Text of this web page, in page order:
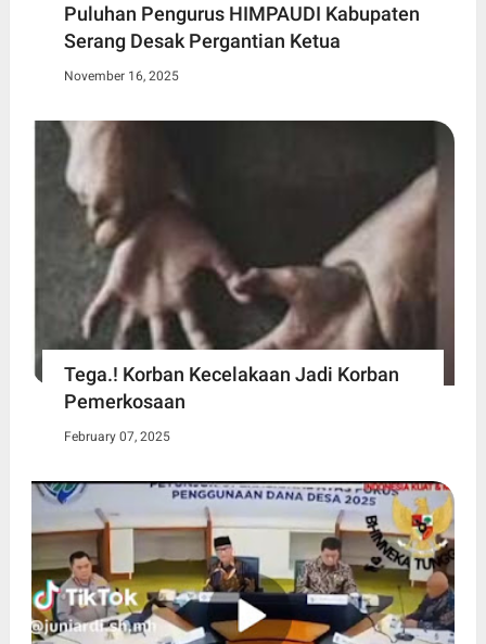
Puluhan Pengurus HIMPAUDI Kabupaten
Serang Desak Pergantian Ketua
November 16, 2025
Tega.! Korban Kecelakaan Jadi Korban
Pemerkosaan
February 07, 2025